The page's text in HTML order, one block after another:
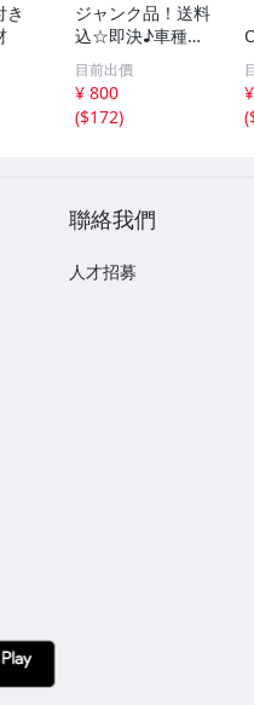
き
ジャンク品！送料
込☆即決♪車種不
明TPMSセンサ タ
イヤ空気圧センサ
検索用フォードシ
ボレーリンカーン
目前出價
¥ 800
($172)
(
聯絡我們
人才招募